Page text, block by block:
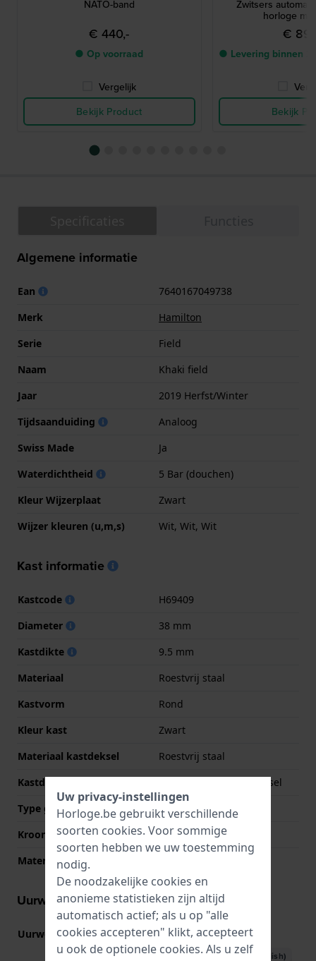
NATO-band
€ 440,-
● Op voorraad
Vergelijk
Bekijk Product
Zwitsers
horloge
€
● Levering binnen 2
Bekijk
Algemene informatie
Ean
7640167049738
Merk
Hamilton
Serie
Field
Naam
Khaki field
Jaar
2019 Herfst/Winter
Tijdsaanduiding
Analoog
Swiss Made
Ja
Waterdichtheid
5 Bar (douchen)
Kleur Wijzerplaat
Zwart
Wijzer kleuren (u,m,s)
Wit, Wit, Wit
Kast informatie
Kastcode
H69409
Diameter
38 mm
Kastdikte
9.5 mm
Materiaal
Roestvrij staal
Kastvorm
Rond
Kleur kast
Zwart
Materiaal kastdeksel
Roestvrij staal
Kastdeksel
Geschroefde achterdeksel
Type glas
Saffier
Kroon
Trek kroon
Materiaal bezel
Uurwerk informatie
Uurwerk nr. H-50(Bekijk specificaties
Download handboek (English)
Uw privacy-instellingen
Horloge.be gebruikt verschillende
soorten cookies. Voor sommige
soorten hebben we uw toestemming
nodig.
De noodzakelijke cookies en
anonieme statistieken zijn altijd
automatisch actief; als u op "alle
cookies accepteren" klikt, accepteert
u ook de optionele cookies. Als u zelf